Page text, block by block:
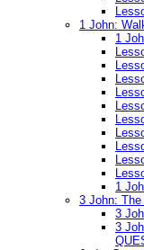
1 John:
1
1
3 John: The
3
3